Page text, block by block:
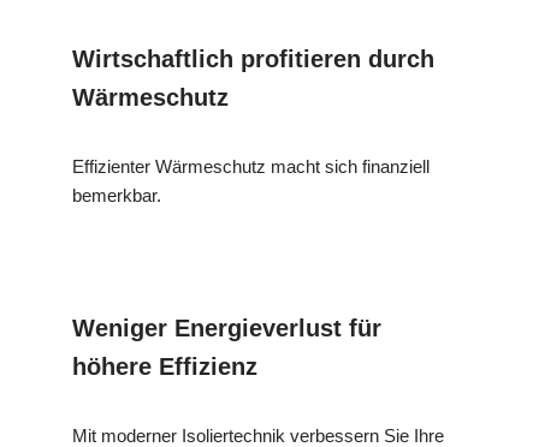
Wirtschaftlich profitieren durch
Wärmeschutz
Effizienter Wärmeschutz macht sich finanziell
bemerkbar.
Weniger Energieverlust für
höhere Effizienz
Mit moderner Isoliertechnik verbessern Sie Ihre